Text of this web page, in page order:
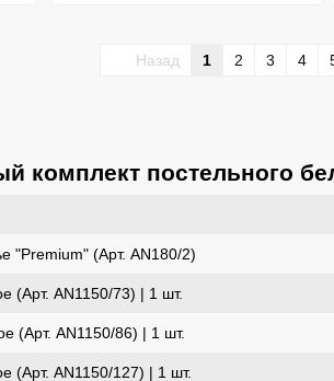
комплект постельного
"Premium" (Арт. AN180/2)
(Арт. AN1150/73) | 1 шт.
(Арт. AN1150/86) | 1 шт.
(Арт. AN1150/127) | 1 шт.
Назад 1 2 3 4